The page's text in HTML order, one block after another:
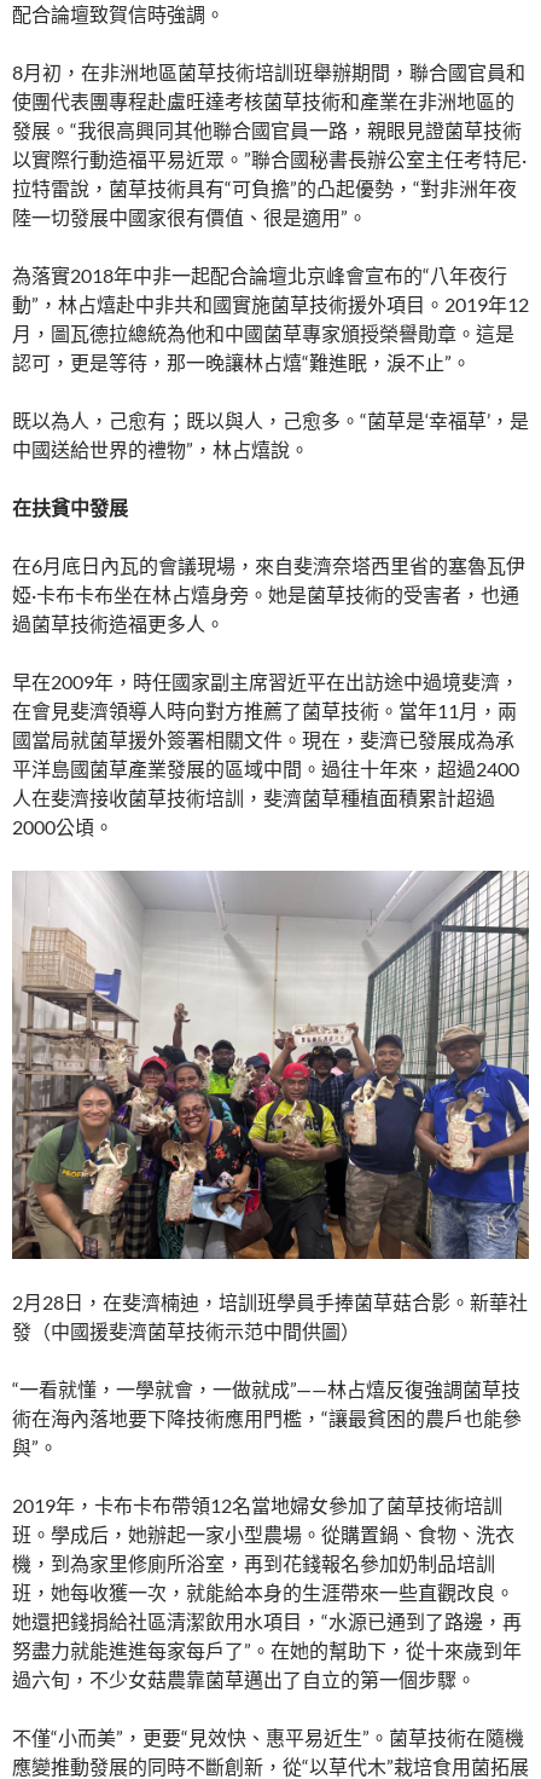
配合論壇致賀信時強調。
8月初，在非洲地區菌草技術培訓班舉辦期間，聯合國官員和
使團代表團專程赴盧旺達考核菌草技術和產業在非洲地區的
發展。“我很高興同其他聯合國官員一路，親眼見證菌草技術
以實際行動造福平易近眾。”聯合國秘書長辦公室主任考特尼·
拉特雷說，菌草技術具有“可負擔”的凸起優勢，“對非洲年夜
陸一切發展中國家很有價值、很是適用”。
為落實2018年中非一起配合論壇北京峰會宣布的“八年夜行
動”，林占熺赴中非共和國實施菌草技術援外項目。2019年12
月，圖瓦德拉總統為他和中國菌草專家頒授榮譽勛章。這是
認可，更是等待，那一晚讓林占熺“難進眠，淚不止”。
既以為人，己愈有；既以與人，己愈多。“菌草是‘幸福草’，是
中國送給世界的禮物”，林占熺說。
在扶貧中發展
在6月底日內瓦的會議現場，來自斐濟奈塔西里省的塞魯瓦伊
婭·卡布卡布坐在林占熺身旁。她是菌草技術的受害者，也通
過菌草技術造福更多人。
早在2009年，時任國家副主席習近平在出訪途中過境斐濟，
在會見斐濟領導人時向對方推薦了菌草技術。當年11月，兩
國當局就菌草援外簽署相關文件。現在，斐濟已發展成為承
平洋島國菌草產業發展的區域中間。過往十年來，超過2400
人在斐濟接收菌草技術培訓，斐濟菌草種植面積累計超過
2000公頃。
2月28日，在斐濟楠迪，培訓班學員手捧菌草菇合影。新華社
發（中國援斐濟菌草技術示范中間供圖）
“一看就懂，一學就會，一做就成”——林占熺反復強調菌草技
術在海內落地要下降技術應用門檻，“讓最貧困的農戶也能參
與”。
2019年，卡布卡布帶領12名當地婦女參加了菌草技術培訓
班。學成后，她辦起一家小型農場。從購置鍋、食物、洗衣
機，到為家里修廁所浴室，再到花錢報名參加奶制品培訓
班，她每收獲一次，就能給本身的生涯帶來一些直觀改良。
她還把錢捐給社區清潔飲用水項目，“水源已通到了路邊，再
努盡力就能進進每家每戶了”。在她的幫助下，從十來歲到年
過六旬，不少女菇農靠菌草邁出了自立的第一個步驟。
不僅“小而美”，更要“見效快、惠平易近生”。菌草技術在隨機
應變推動發展的同時不斷創新，從“以草代木”栽培食用菌拓展